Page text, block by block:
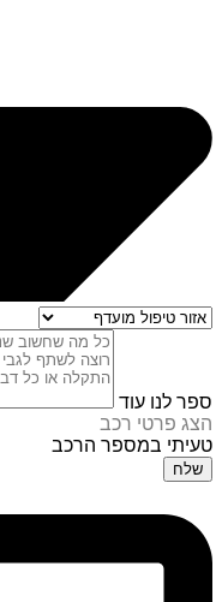
ספר לנו עוד
הצג פרטי רכב
טעיתי במספר הרכב
שלח